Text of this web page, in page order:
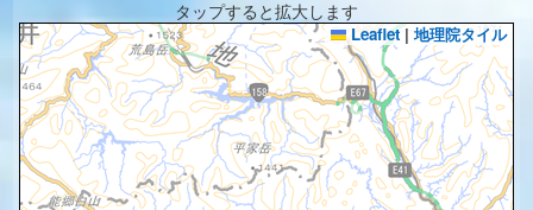
タップすると拡大します
Leaflet | 地理院タイル